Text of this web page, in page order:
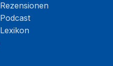
Rezensionen
Podcast
Lexikon